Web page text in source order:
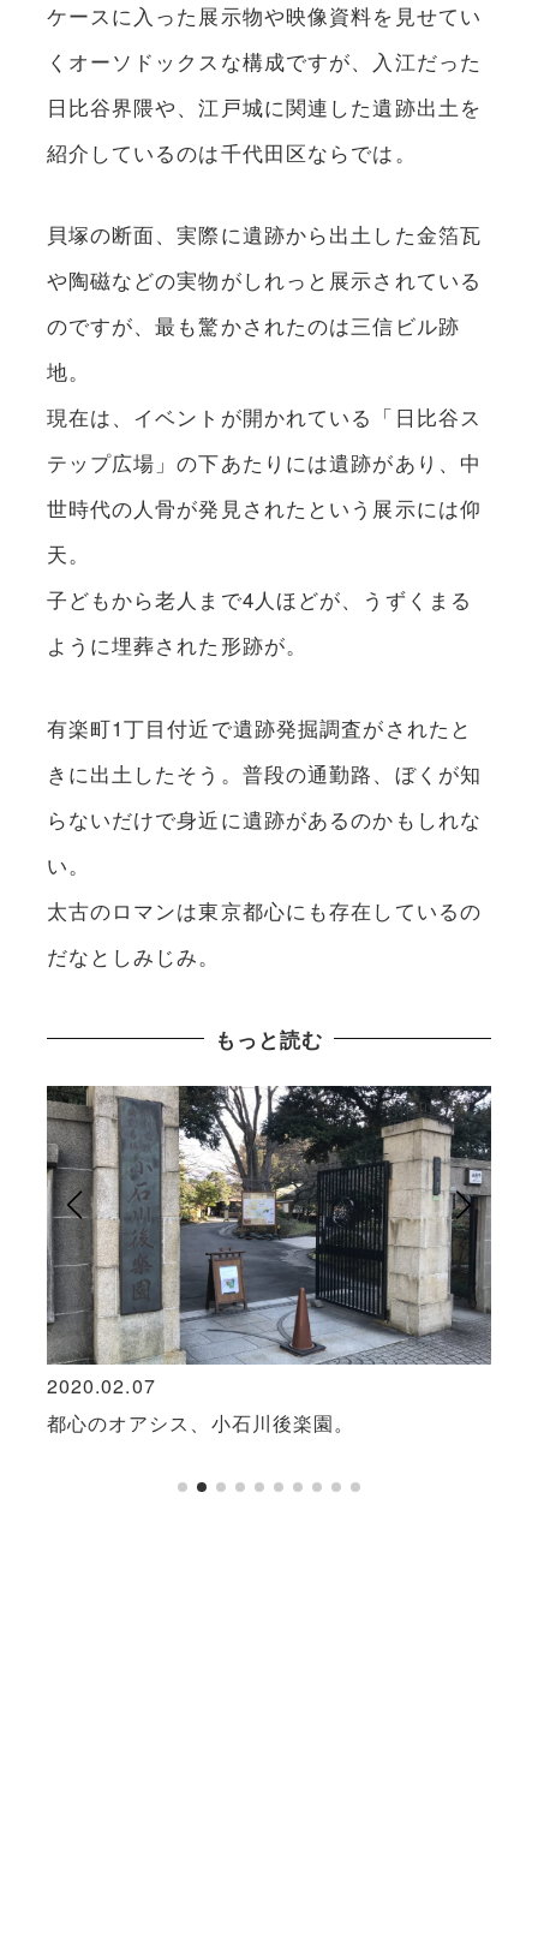
ケースに入った展示物や映像資料を見せてい
くオーソドックスな構成ですが、入江だった
日比谷界隈や、江戸城に関連した遺跡出土を
紹介しているのは千代田区ならでは。
貝塚の断面、実際に遺跡から出土した金箔瓦
や陶磁などの実物がしれっと展示されている
のですが、最も驚かされたのは三信ビル跡
地。
現在は、イベントが開かれている「日比谷ス
テップ広場」の下あたりには遺跡があり、中
世時代の人骨が発見されたという展示には仰
天。
子どもから老人まで4人ほどが、うずくまる
ように埋葬された形跡が。
有楽町1丁目付近で遺跡発掘調査がされたと
きに出土したそう。普段の通勤路、ぼくが知
らないだけで身近に遺跡があるのかもしれな
い。
太古のロマンは東京都心にも存在しているの
だなとしみじみ。
もっと読む
2020.02.07
都心のオアシス、小石川後楽園。